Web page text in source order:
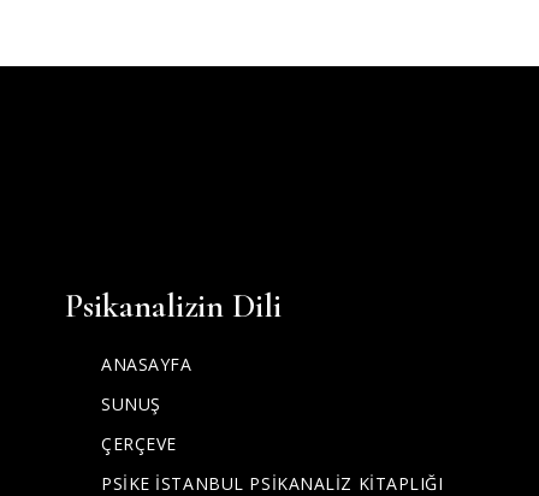
Psikanalizin Dili
ANASAYFA
SUNUŞ
ÇERÇEVE
PSİKE İSTANBUL PSİKANALİZ KİTAPLIĞI